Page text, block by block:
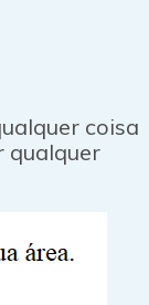
coisa
qualquer